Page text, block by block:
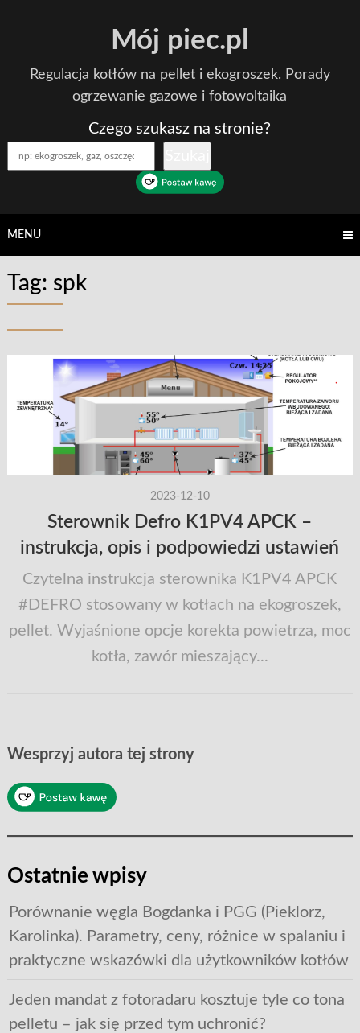
Mój piec.pl
Regulacja kotłów na pellet i ekogroszek. Porady
ogrzewanie gazowe i fotowoltaika
Czego szukasz na stronie?
MENU
Tag: spk
2023-12-10
Sterownik Defro K1PV4 APCK –
instrukcja, opis i podpowiedzi ustawień
Czytelna instrukcja sterownika K1PV4 APCK
#DEFRO stosowany w kotłach na ekogroszek,
pellet. Wyjaśnione opcje korekta powietrza, moc
kotła, zawór mieszający...
Wesprzyj autora tej strony
Ostatnie wpisy
Porównanie węgla Bogdanka i PGG (Pieklorz,
Karolinka). Parametry, ceny, różnice w spalaniu i
praktyczne wskazówki dla użytkowników kotłów
Jeden mandat z fotoradaru kosztuje tyle co tona
pelletu – jak się przed tym uchronić?